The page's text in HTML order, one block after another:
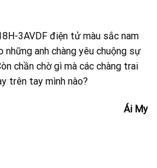
3AVDF điện tử màu sắc nam
những anh chàng yêu chuộng sự
chần chờ gì mà các chàng trai
trên tay mình nào?
Ái My